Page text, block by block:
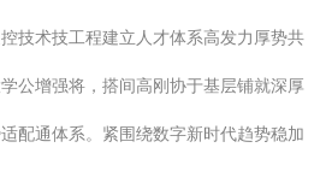
技术技工程建立人才体系高发力厚势共
公增强将，搭间高刚协于基层铺就深厚
配通体系。紧围绕数字新时代趋势稳加